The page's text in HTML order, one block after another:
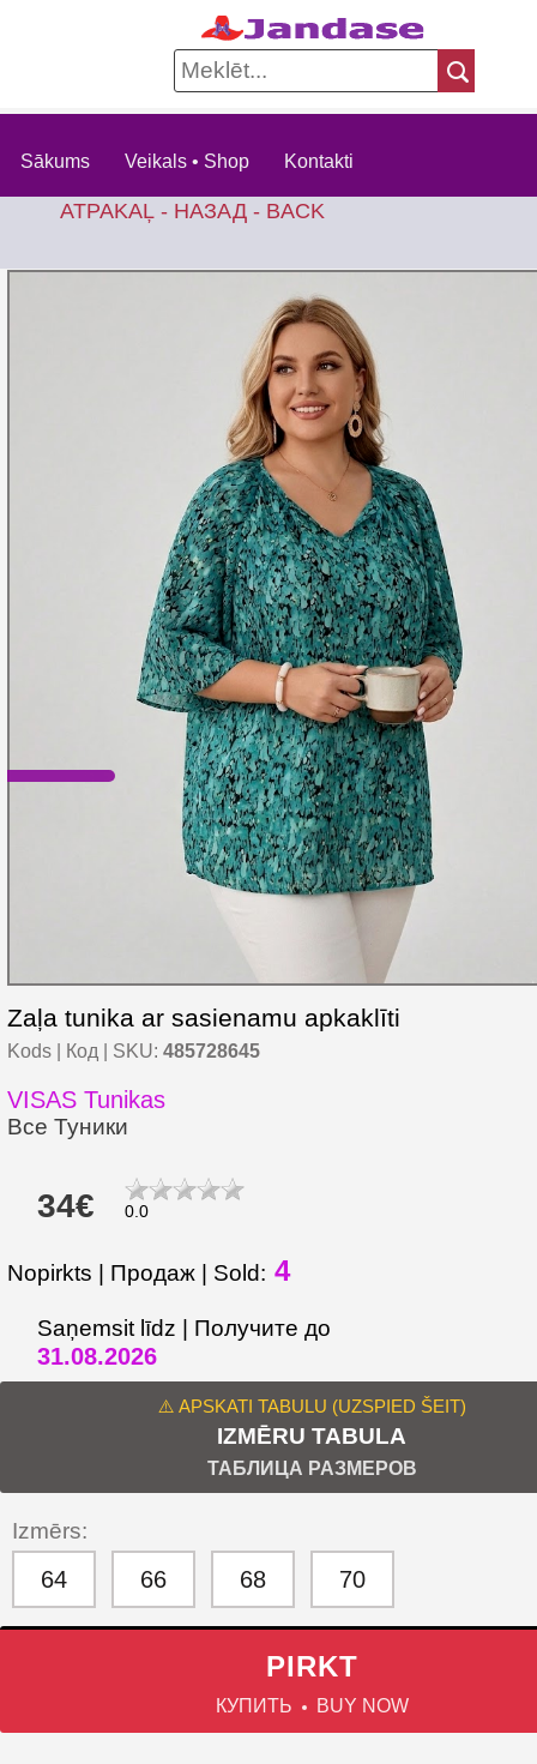
Sākums Veikals • Shop Kontakti
ATPAKAĻ - НАЗАД - BACK
Zaļa tunika ar sasienamu apkaklīti
Kods | Код | SKU: 485728645
VISAS Tunikas
Все Туники
34€ 0.0
Nopirkts | Продаж | Sold: 4
Saņemsit līdz | Получите до
31.08.2026
⚠️ APSKATI TABULU (UZSPIED ŠEIT)
IZMĒRU TABULA
ТАБЛИЦА РАЗМЕРОВ
Izmērs:
64 66 68 70
PIRKT
КУПИТЬ BUY NOW